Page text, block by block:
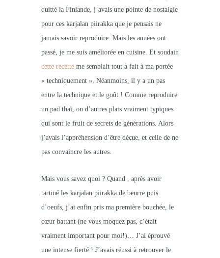
quitté la Finlande, j’avais une pointe de nostalgie
pour ces karjalan piirakka que je pensais ne
jamais savoir reproduire. Mais les années ont
passé, je me suis améliorée en cuisine. Et soudain
cette recette me semblait tout à fait à ma portée
« techniquement ». Néanmoins, il y a un pas
entre la technique et le goût ! Comme reproduire
un pad thaï, ou d’autres plats vraiment typiques
qui sont le fruit de secrets de générations. Alors
j’avais l’appréhension d’être déçue, et celle de ne
pas convaincre les autres.
Mais vous savez quoi ? Quand , après avoir
tartiné les karjalan piirakka de beurre puis
d’oeufs, j’ai enfin pris ma première bouchée, le
cœur battant (ne vous moquez pas, c’était
vraiment important pour moi!)… J’ai éprouvé
une intense fierté ! J’avais réussi à retrouver le